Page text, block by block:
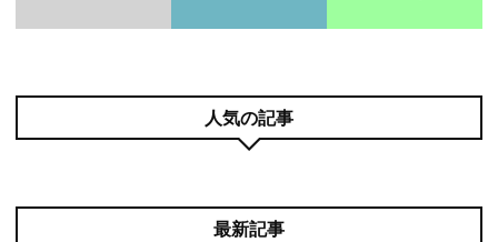
人気の記事
最新記事